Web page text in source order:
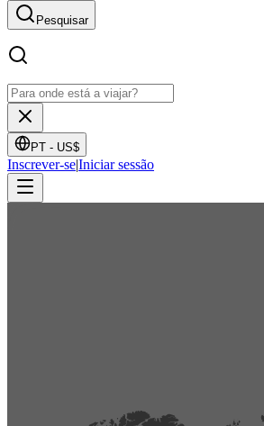
Pesquisar
PT - US$
Inscrever-se|Iniciar sessão